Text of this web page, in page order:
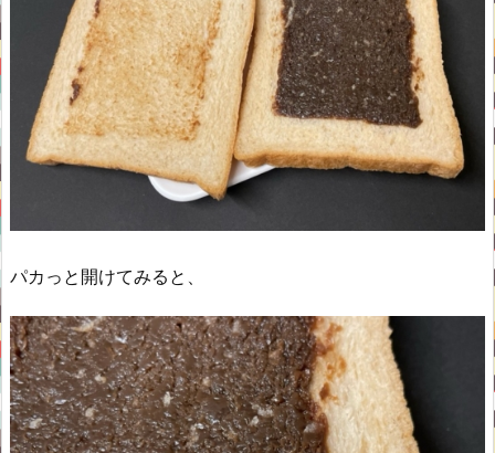
パカっと開けてみると、